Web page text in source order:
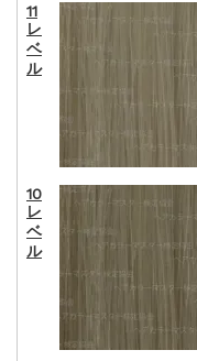
11
レ
ベ
ル
10
レ
ベ
ル